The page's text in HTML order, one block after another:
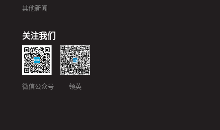
其他新闻
关注我们
微信公众号 领英